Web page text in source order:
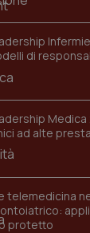
di
ad alte
telemedicina
protetto